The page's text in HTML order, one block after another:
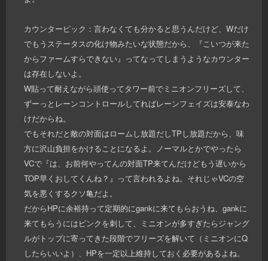
カウンターピック：言わなくても分かると思うんだけど、Wだけ
でもうステータスの化け物みたいな状態だから、『こいつが来た
からファームすらできない』ってなってしまうようなカウンター
は存在しないよ。
W貼って耐えながら頭使ってタワー前でミニオンフリーズして、
ずーっとレーンコントロールしてればレーンフェイズは安泰なわ
けだからね。
でもそれだと敵の対面はロームし放題だしTPし放題だから、味
方に沢山負担をかけることになるよ。ノーマルとかでやったら
VCで『は、お前何やってんの対面TP来てんだけどもう遅いから
TOP早くおしてくんね？』って言われるよね。それじゃVCの空
気を悪くするクソ亀だよ。
だからHPに余裕持って定期的にgankに来てもらおうね、gankに
来てもらうにはピンクを刺して、ミニオンが多すぎたらジャング
ルがトップに寄ってきた段階でフリーズを解いて（ミニオンにQ
したらいいよ）、HPを一定以上維持しておく必要があるよね。